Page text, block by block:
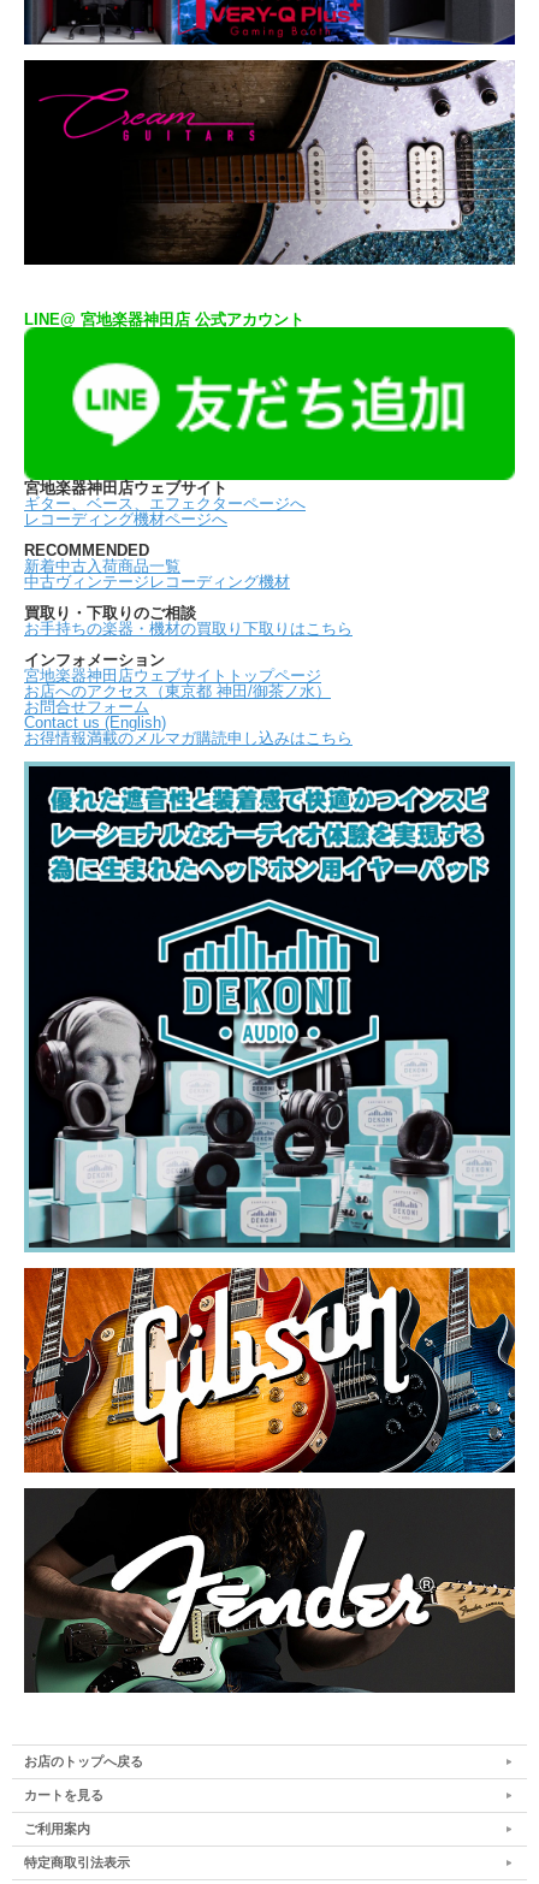
LINE@ 宮地楽器神田店 公式アカウント
宮地楽器神田店ウェブサイト
ギター、ベース、エフェクターページへ
レコーディング機材ページへ
RECOMMENDED
新着中古入荷商品一覧
中古ヴィンテージレコーディング機材
買取り・下取りのご相談
お手持ちの楽器・機材の買取り下取りはこちら
インフォメーション
宮地楽器神田店ウェブサイトトップページ
お店へのアクセス（東京都 神田/御茶ノ水）
お問合せフォーム
Contact us (English)
お得情報満載のメルマガ購読申し込みはこちら
お店のトップへ戻る
カートを見る
ご利用案内
特定商取引法表示